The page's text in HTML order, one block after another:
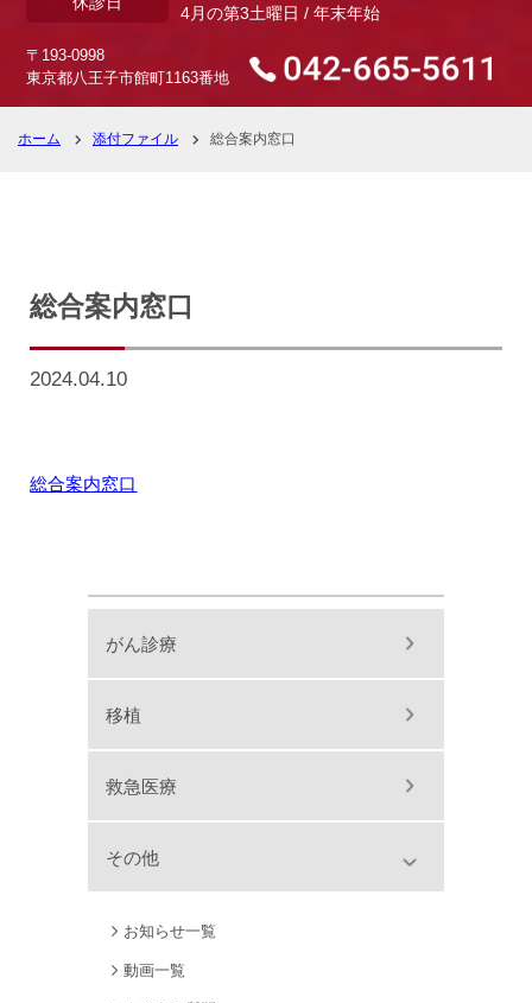
4月の第3土曜日 / 年末年始
〒193-0998
東京都八王子市館町1163番地
ホーム 添付ファイル 総合案内窓口
総合案内窓口
2024.04.10
総合案内窓口
がん診療
移植
救急医療
その他
お知らせ一覧
動画一覧